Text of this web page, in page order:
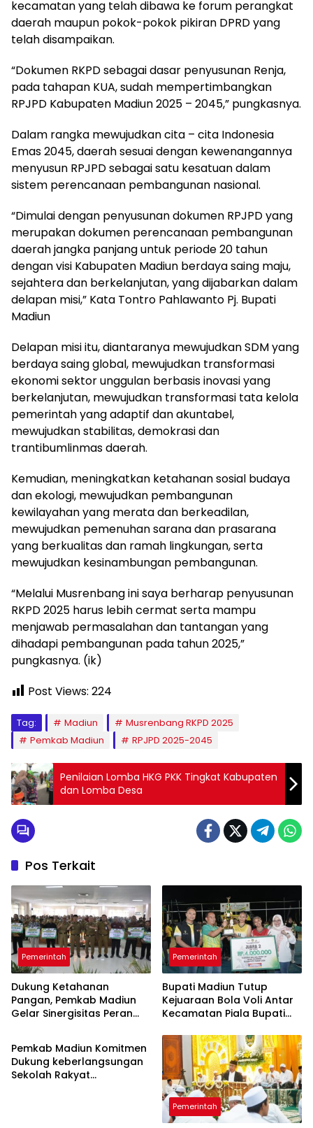
kecamatan yang telah dibawa ke forum perangkat
daerah maupun pokok-pokok pikiran DPRD yang
telah disampaikan.
“Dokumen RKPD sebagai dasar penyusunan Renja,
pada tahapan KUA, sudah mempertimbangkan
RPJPD Kabupaten Madiun 2025 – 2045,” pungkasnya.
Dalam rangka mewujudkan cita – cita Indonesia
Emas 2045, daerah sesuai dengan kewenangannya
menyusun RPJPD sebagai satu kesatuan dalam
sistem perencanaan pembangunan nasional.
“Dimulai dengan penyusunan dokumen RPJPD yang
merupakan dokumen perencanaan pembangunan
daerah jangka panjang untuk periode 20 tahun
dengan visi Kabupaten Madiun berdaya saing maju,
sejahtera dan berkelanjutan, yang dijabarkan dalam
delapan misi,” Kata Tontro Pahlawanto Pj. Bupati
Madiun
Delapan misi itu, diantaranya mewujudkan SDM yang
berdaya saing global, mewujudkan transformasi
ekonomi sektor unggulan berbasis inovasi yang
berkelanjutan, mewujudkan transformasi tata kelola
pemerintah yang adaptif dan akuntabel,
mewujudkan stabilitas, demokrasi dan
trantibumlinmas daerah.
Kemudian, meningkatkan ketahanan sosial budaya
dan ekologi, mewujudkan pembangunan
kewilayahan yang merata dan berkeadilan,
mewujudkan pemenuhan sarana dan prasarana
yang berkualitas dan ramah lingkungan, serta
mewujudkan kesinambungan pembangunan.
“Melalui Musrenbang ini saya berharap penyusunan
RKPD 2025 harus lebih cermat serta mampu
menjawab permasalahan dan tantangan yang
dihadapi pembangunan pada tahun 2025,”
pungkasnya. (ik)
Post Views: 224
Tag: Madiun
Musrenbang RKPD 2025
Pemkab Madiun
RPJPD 2025-2045
Penilaian Lomba HKG PKK Tingkat Kabupaten
dan Lomba Desa
Pos Terkait
Pemerintah
Dukung Ketahanan
Pangan, Pemkab Madiun
Gelar Sinergisitas Peran
Pemerintah
Bupati Madiun Tutup
Kejuaraan Bola Voli Antar
Kecamatan Piala Bupati
Pemerintah
Pemkab Madiun Komitmen
Dukung keberlangsungan
Sekolah Rakyat
Pemerintah